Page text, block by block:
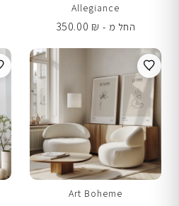
Allegiance
החל מ -
350.00 ₪
Art Boheme